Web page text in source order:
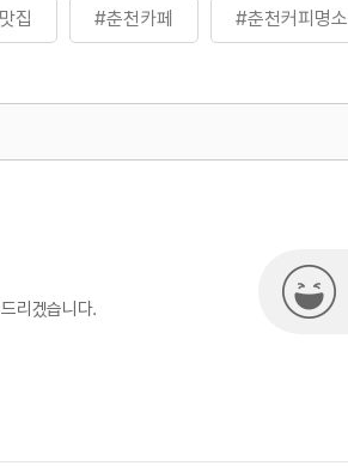
집 #춘천카페 #춘천커피명소
리겠습니다.